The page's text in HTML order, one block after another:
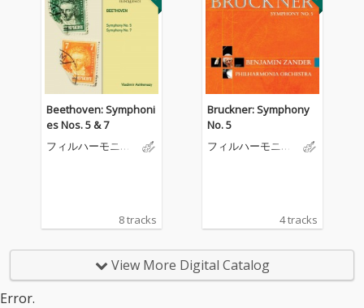
Beethoven: Symphoni
es Nos. 5 & 7
フィルハーモニア
8 tracks
Bruckner: Symphony
No. 5
フィルハーモニア
4 tracks
View More Digital Catalog
Error.